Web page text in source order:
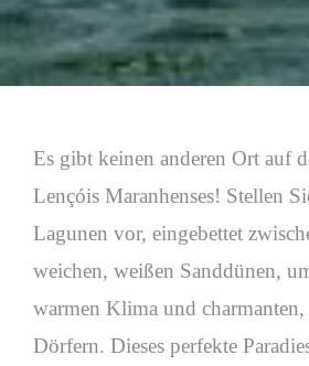
Es gibt keinen anderen Ort auf
Lençóis Maranhenses! Stellen
Lagunen vor, eingebettet
weichen, weißen Sanddünen,
warmen Klima und
Dörfern. Dieses perfekte